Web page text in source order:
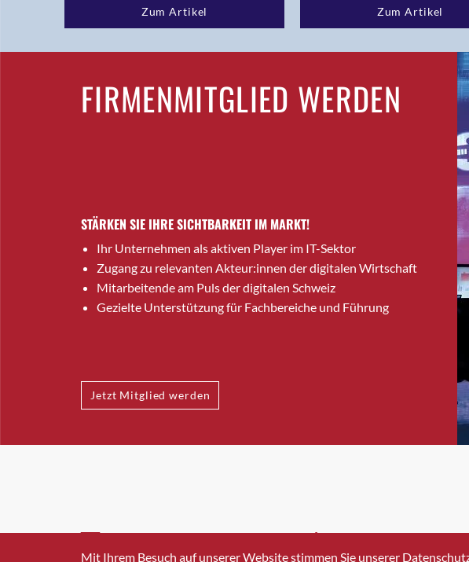
Zum Artikel Zum Artikel
FIRMENMITGLIED WERDEN
STÄRKEN SIE IHRE SICHTBARKEIT IM MARKT!
Ihr Unternehmen als aktiven Player im IT-Sektor
Zugang zu relevanten Akteur:innen der digitalen Wirtschaft
Mitarbeitende am Puls der digitalen Schweiz
Gezielte Unterstützung für Fachbereiche und Führung
Jetzt Mitglied werden
INFO@SWISSICT.CH +41 43 336 40 20
Mit Ihrem Besuch auf unserer Website stimmen Sie unserer